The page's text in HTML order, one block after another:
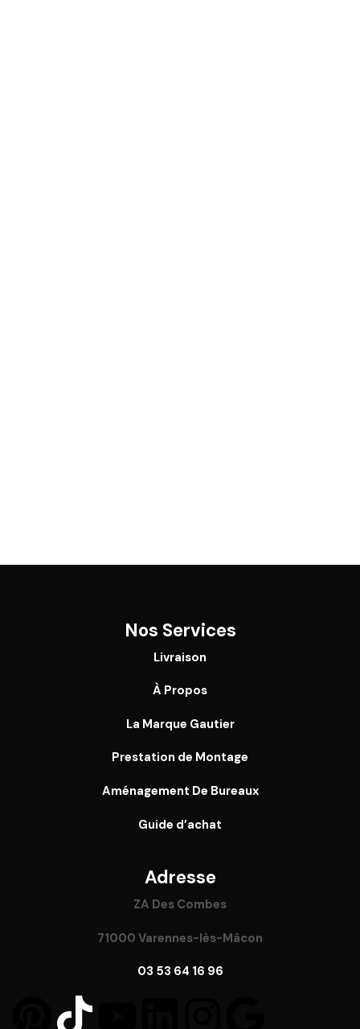
Nos Services
Livraison
À Propos
La Marque Gautier
Prestation de Montage
Aménagement De Bureaux
Guide d’achat
Adresse
ZA Des Combes
71000 Varennes-lès-Mâcon
03 53 64 16 96